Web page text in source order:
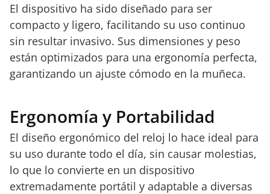
El dispositivo ha sido diseñado para ser
compacto y ligero, facilitando su uso continuo
sin resultar invasivo. Sus dimensiones y peso
están optimizados para una ergonomía perfecta,
garantizando un ajuste cómodo en la muñeca.
Ergonomía y Portabilidad
El diseño ergonómico del reloj lo hace ideal para
su uso durante todo el día, sin causar molestias,
lo que lo convierte en un dispositivo
extremadamente portátil y adaptable a diversas